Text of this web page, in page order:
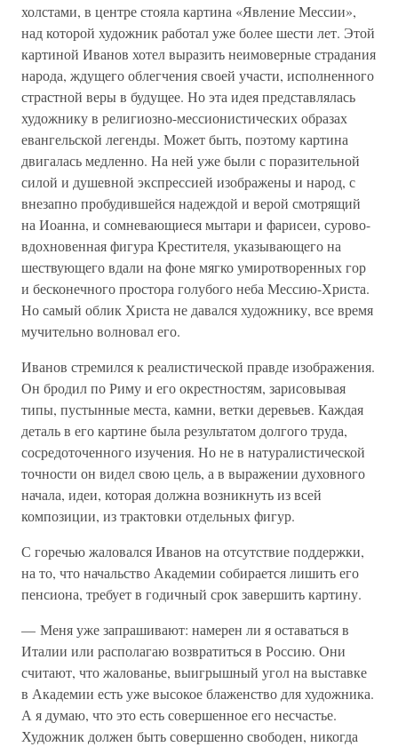
холстами, в центре стояла картина «Явление Мессии»,
над которой художник работал уже более шести лет. Этой
картиной Иванов хотел выразить неимоверные страдания
народа, ждущего облегчения своей участи, исполненного
страстной веры в будущее. Но эта идея представлялась
художнику в религиозно-мессионистических образах
евангельской легенды. Может быть, поэтому картина
двигалась медленно. На ней уже были с поразительной
силой и душевной экспрессией изображены и народ, с
внезапно пробудившейся надеждой и верой смотрящий
на Иоанна, и сомневающиеся мытари и фарисеи, сурово-
вдохновенная фигура Крестителя, указывающего на
шествующего вдали на фоне мягко умиротворенных гор
и бесконечного простора голубого неба Мессию-Христа.
Но самый облик Христа не давался художнику, все время
мучительно волновал его.
Иванов стремился к реалистической правде изображения.
Он бродил по Риму и его окрестностям, зарисовывая
типы, пустынные места, камни, ветки деревьев. Каждая
деталь в его картине была результатом долгого труда,
сосредоточенного изучения. Но не в натуралистической
точности он видел свою цель, а в выражении духовного
начала, идеи, которая должна возникнуть из всей
композиции, из трактовки отдельных фигур.
С горечью жаловался Иванов на отсутствие поддержки,
на то, что начальство Академии собирается лишить его
пенсиона, требует в годичный срок завершить картину.
— Меня уже запрашивают: намерен ли я оставаться в
Италии или располагаю возвратиться в Россию. Они
считают, что жалованье, выигрышный угол на выставке
в Академии есть уже высокое блаженство для художника.
А я думаю, что это есть совершенное его несчастье.
Художник должен быть совершенно свободен, никогда